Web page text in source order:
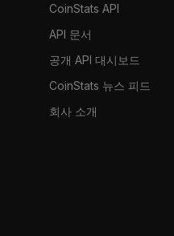
CoinStats API
API 문서
공개 API 대시보드
CoinStats 뉴스 피드
회사 소개